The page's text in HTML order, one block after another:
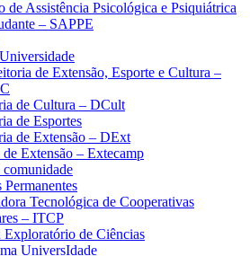
de Assistência Psicológica e Psiquiátrica
– SAPPE
de Extensão, Esporte e Cultura –
de Cultura – DCult
de Esportes
de Extensão – DExt
de Extensão – Extecamp
Permanentes
Tecnológica de Cooperativas
– ITCP
Exploratório de Ciências
UniversIdade